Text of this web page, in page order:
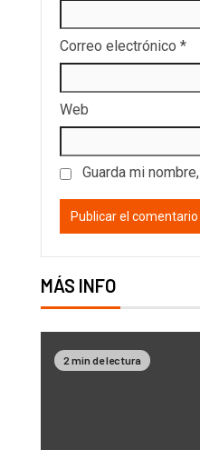
Correo electrónico *
Web
Guarda mi
MÁS INFO
2 min de lectura